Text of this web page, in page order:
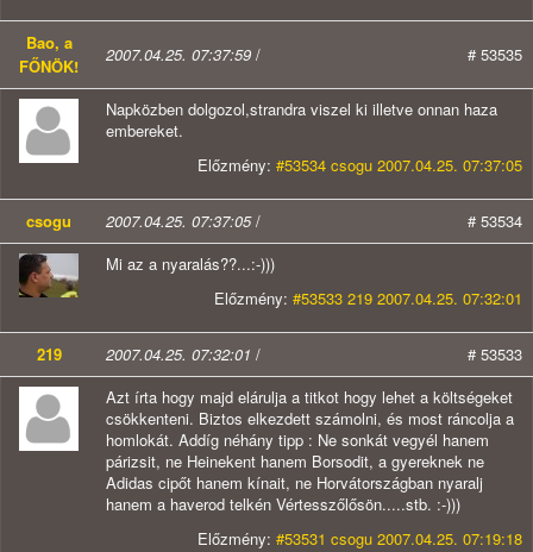
Bao, a
FŐNÖK!
2007.04.25. 07:37:59 / # 53535
Napközben dolgozol,strandra viszel ki illetve onnan haza
embereket.
Előzmény: #53534 csogu 2007.04.25. 07:37:05
csogu 2007.04.25. 07:37:05/
# 53534
Mi az a nyaralás??...:-)))
Előzmény: #53533 219 2007.04.25. 07:32:01
219 2007.04.25. 07:32:01 /
# 53533
Azt írta hogy majd elárulja a titkot hogy lehet a költségeket
csökkenteni. Biztos elkezdett számolni, és most ráncolja a
homlokát. Addíg néhány tipp : Ne sonkát vegyél hanem
párizsit, ne Heinekent hanem Borsodit, a gyereknek ne
Adidas cipőt hanem kínait, ne Horvátországban nyaralj
hanem a haverod telkén Vértesszőlősön.....stb. :-)))
Előzmény: #53531 csogu 2007.04.25. 07:19:18